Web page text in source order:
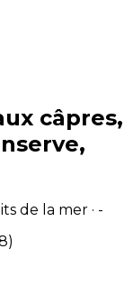
câpres,
de la mer · -